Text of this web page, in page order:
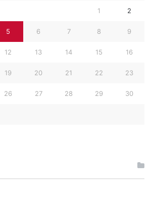
1 2
5 6 7 8 9
12 13 14 15 16
19 20 21 22 23
26 27 28 29 30